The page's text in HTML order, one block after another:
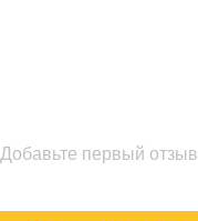
Добавьте первый отзыв